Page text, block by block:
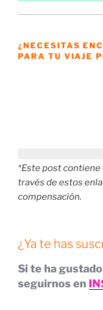
¿NECESITAS
PARA TU VIAJE
*Este post contiene
través de estos
compensación.
¿Ya te has
Si te ha
seguirnos en